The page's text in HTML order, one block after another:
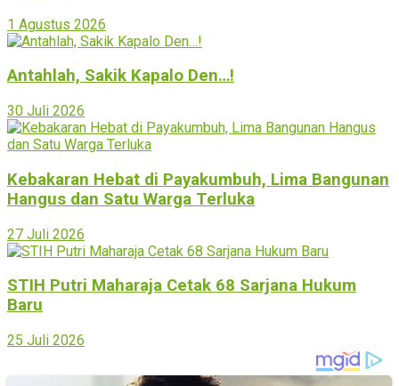
1 Agustus 2026
Antahlah, Sakik Kapalo Den…!
30 Juli 2026
Kebakaran Hebat di Payakumbuh, Lima Bangunan
Hangus dan Satu Warga Terluka
27 Juli 2026
STIH Putri Maharaja Cetak 68 Sarjana Hukum
Baru
25 Juli 2026